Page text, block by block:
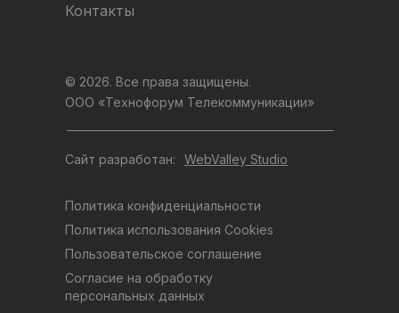
Контакты
Политика использования Cookies
Согласие на обработку
персональных данных
Пользовательское соглашение
Политика конфиденциальности
© 2026. Все права защищены.
ООО «Технофорум Телекоммуникации»
Сайт разработан: WebValley Studio